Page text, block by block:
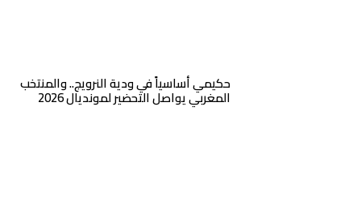
حكيمي أساسياً في ودية النرويج.. والمنتخب
المغربي يواصل التحضير لمونديال 2026